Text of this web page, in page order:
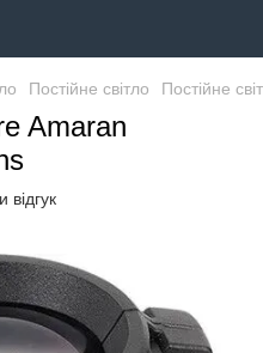
Постійне світло Постійне
Amaran
відгук